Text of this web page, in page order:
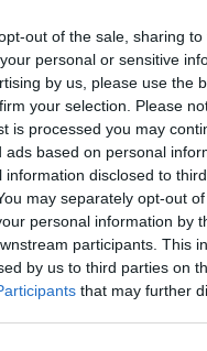
out of the sale, sharing
personal or sensitive
by us, please use the
your selection. Please
is processed you may
ads based on personal
information disclosed to
may separately opt-out
personal information by
participants. This
by us to third parties on
that may further
θα έχει την
το έργο του στο
αξιολόγησης. Η
να
αγορές μεταξύ
με την επιφύλαξη
της διαδικασίας